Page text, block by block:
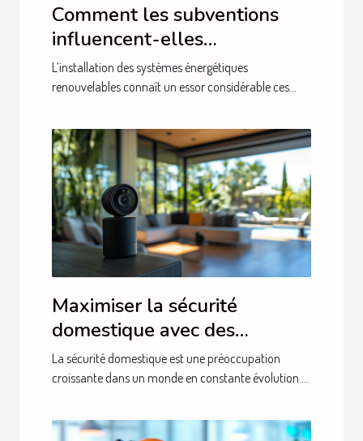
Comment les subventions
influencent-elles
l'installation de systèmes
énergétiques renouvelables
L’installation des systèmes énergétiques
renouvelables connaît un essor considérable ces...
Maximiser la sécurité
domestique avec des
caméras discrètes et
performantes
La sécurité domestique est une préoccupation
croissante dans un monde en constante évolution....